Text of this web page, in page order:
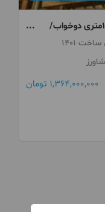
فروش آپارتمان 110متری دوخواب/
1,364,000,000 تومان